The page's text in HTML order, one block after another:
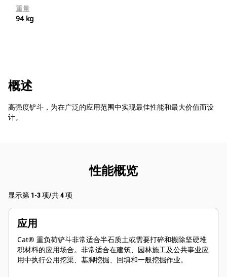
重量
94 kg
概述
高强度铲斗，为在广泛的应用范围中实现最佳性能和最大价值而设
计。
性能概览
显示第 1-3 项/共 4 项
应用
Cat® 重负荷铲斗非常适合半石质土或需要打碎和搬除坚硬堆
积材料的应用场合。非常适合在建筑、园林施工及公共事业应
用中执行公用挖渠、基脚挖掘、回填和一般挖掘作业。